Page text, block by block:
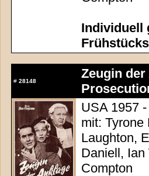
Individuell
# 28148
Zeugin
USA 1957
mit: Tyrone
Laughton,
Daniell, Ian
Compton